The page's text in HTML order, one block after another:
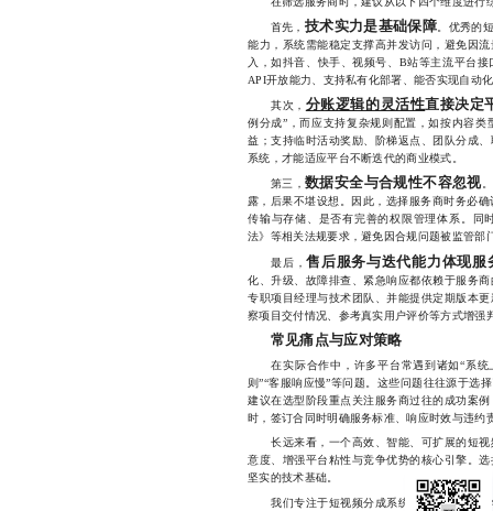
首先， 技术实力是基础保障 。优秀的
能力，系统需能稳定支撑高并发访问，避免因
入，如抖音、快手、视频号、B站等主流平台
API开放能力、支持私有化部署、能否实现自动
其次， 分账逻辑的灵活性直接决定
例分成”，而应支持复杂规则配置，如按内容
益；支持临时活动奖励、阶梯返点、团队分成
系统，才能适应平台不断迭代的商业模式。
第三，数据安全与合规性不容忽视
露，后果不堪设想。因此，选择服务商时务必
传输与存储、是否有完善的权限管理体系。同
法》等相关法规要求，避免因合规问题被监管部
最后，售后服务与迭代能力体现服
化、升级、故障排查、紧急响应都依赖于服务
专职项目经理与技术团队、并能提供定期版本
察项目交付情况、参考真实用户评价等方式增强
常见痛点与应对策略
在实际合作中，许多平台常遇到诸如“系统
则”“客服响应慢”等问题。这些问题往往源于选
建议在选型阶段重点关注服务商过往的成功案
时，签订合同时明确服务标准、响应时效与违约
长远来看，一个高效、智能、可扩展的短视
意度、增强平台粘性与竞争优势的核心引擎。
坚实的技术基础。
我们专注于短视频分成系统开发公司领域多